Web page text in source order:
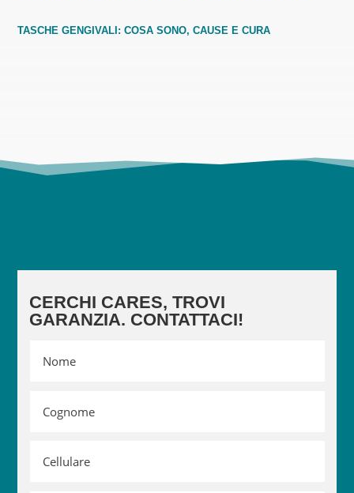
TASCHE GENGIVALI: COSA SONO, CAUSE E CURA
CERCHI CARES, TROVI
GARANZIA. CONTATTACI!